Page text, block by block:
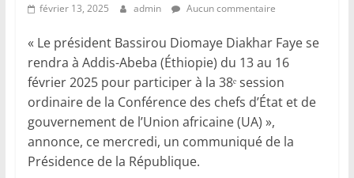
février 13, 2025 admin Aucun commentaire
« Le président Bassirou Diomaye Diakhar Faye se
rendra à Addis-Abeba (Éthiopie) du 13 au 16
février 2025 pour participer à la 38ᵉ session
ordinaire de la Conférence des chefs d’État et de
gouvernement de l’Union africaine (UA) »,
annonce, ce mercredi, un communiqué de la
Présidence de la République.